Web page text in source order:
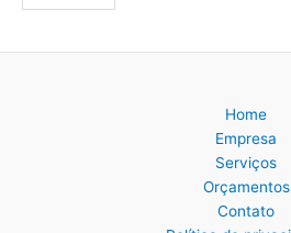
Home
Empresa
Serviços
Orçamentos
Contato